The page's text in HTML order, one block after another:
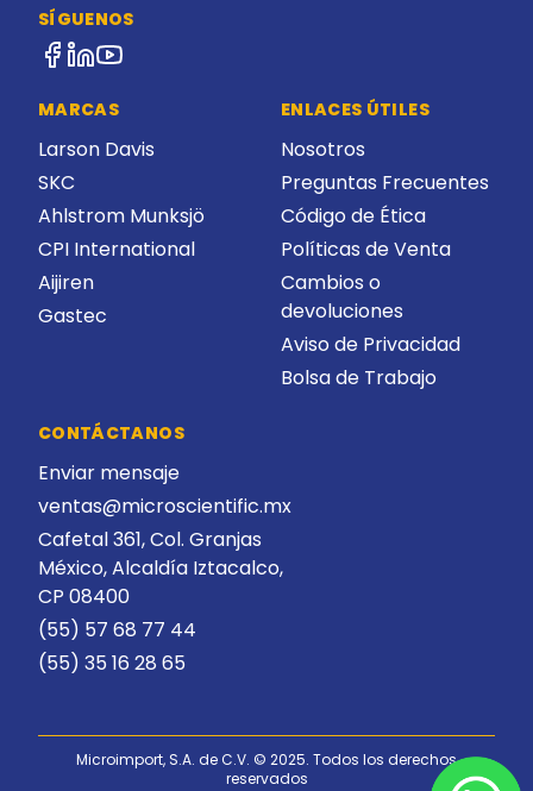
SÍGUENOS
MARCAS
Larson Davis
SKC
Ahlstrom Munksjö
CPI International
Aijiren
Gastec
ENLACES ÚTILES
Nosotros
Preguntas Frecuentes
Código de Ética
Políticas de Venta
Cambios o
devoluciones
Aviso de Privacidad
Bolsa de Trabajo
CONTÁCTANOS
Enviar mensaje
ventas@microscientific.mx
Cafetal 361, Col. Granjas
México, Alcaldía Iztacalco,
CP 08400
(55) 57 68 77 44
(55) 35 16 28 65
Microimport, S.A. de C.V. © 2025. Todos los derechos
reservados